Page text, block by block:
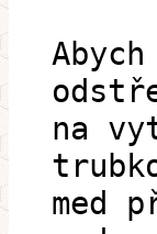
na
med